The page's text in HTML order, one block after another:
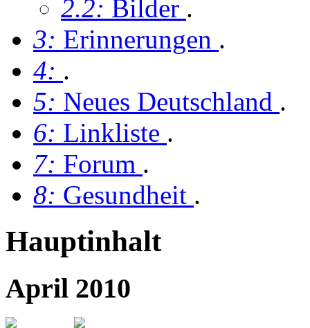
2.2: Bilder .
3: Erinnerungen .
4: .
5: Neues Deutschland .
6: Linkliste .
7: Forum .
8: Gesundheit .
Hauptinhalt
April 2010